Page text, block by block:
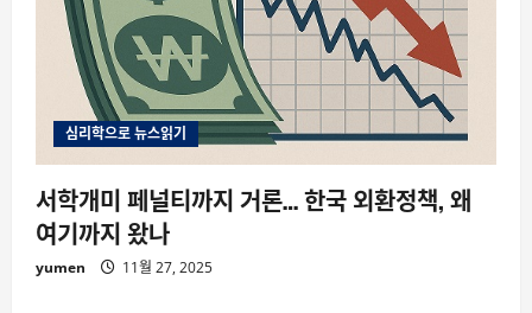
심리학으로 뉴스읽기
서학개미 페널티까지 거론… 한국 외환정책, 왜
여기까지 왔나
yumen 11월 27, 2025